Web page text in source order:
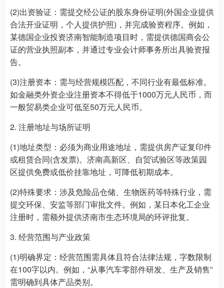
(2)出资验证：需提交经公证的股东身份证明(外国企业提供
合法开业证明，个人提供护照)，并完成验资程序。例如，
某德国企业投资济南智能制造项目时，需提供德国商会公
证的营业执照副本，并通过专业会计师事务所出具验资报
告。
(3)注册资本：需与经营规模匹配，不同行业有最低标准。
如金融类外资企业注册资本不得低于1000万元人民币，而
一般贸易类企业可低至50万元人民币。
2. 注册地址与场所证明
(1)地址类型：必须为商业用途地址，需提供房产证复印件
或租赁合同(含发票)。济南高新区、自贸试验区等政策园
区提供免费或低价挂靠地址，可降低初期成本。
(2)特殊要求：涉及危险品仓储、生物医药等特殊行业，需
提交环保、安监等部门审批文件。例如，某日本化工企业
注册时，需额外提供济南市生态环境局的环评批复。
3. 经营范围与产业政策
(1)明确界定：经营范围需具体且符合法律法规，字数限制
在100字以内。例如，“从事汽车零部件研发、生产及销售”
需明确到具体产品类别。